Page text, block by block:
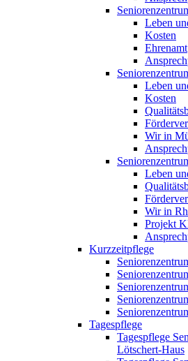
Leben
Kosten
Ehrenamt
Leben
Kosten
Wir in
Leben
Wir in
Projekt
Kurzzeitpflege
Tagespflege
Tagespflege
Lötschert-Haus